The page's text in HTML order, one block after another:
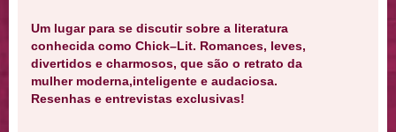
Um lugar para se discutir sobre a literatura
conhecida como Chick–Lit. Romances, leves,
divertidos e charmosos, que são o retrato da
mulher moderna,inteligente e audaciosa.
Resenhas e entrevistas exclusivas!